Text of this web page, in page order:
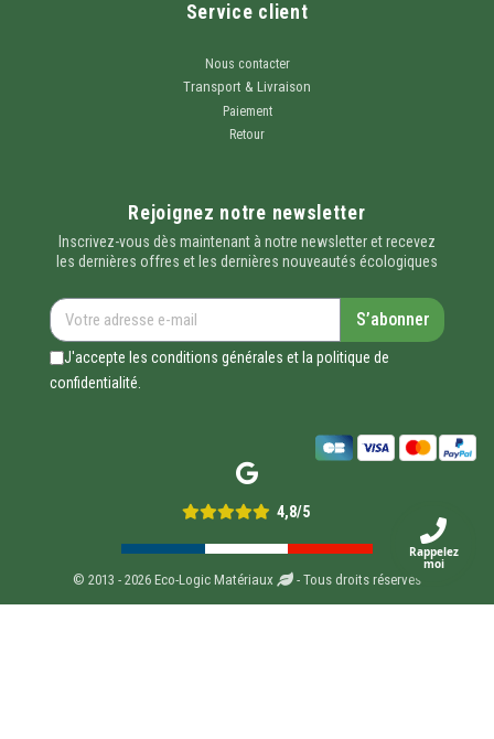
Service client
Nous contacter
Transport & Livraison
Paiement
Retour
Rejoignez notre newsletter
Inscrivez-vous dès maintenant à notre newsletter et recevez
les dernières offres et les dernières nouveautés écologiques
S’abonner
J'accepte les conditions générales et la politique de
confidentialité.
4,8/5
© 2013 - 2026 Eco-Logic Matériaux - Tous droits réservés
Rappelez
moi